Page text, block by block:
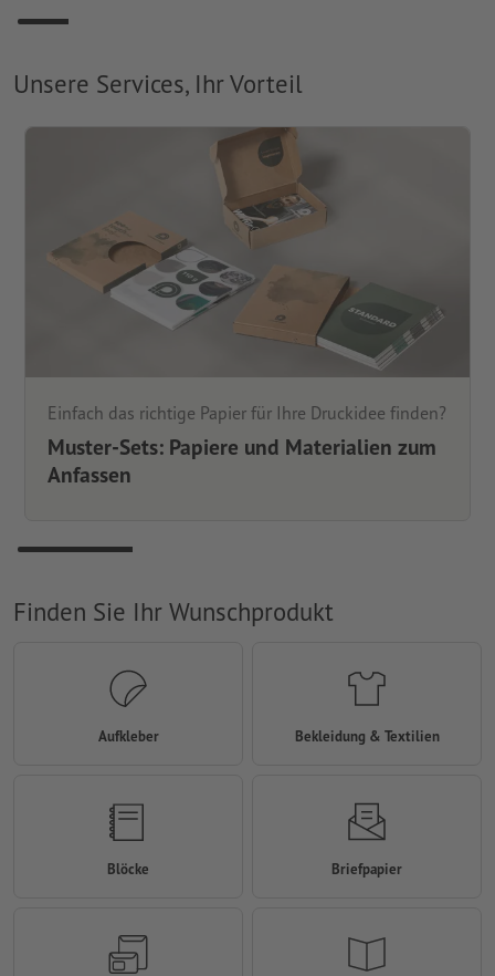
Unsere Services, Ihr Vorteil
Einfach das richtige Papier für Ihre Druckidee finden?
Muster-Sets: Papiere und Materialien zum
Anfassen
Finden Sie Ihr Wunschprodukt
Aufkleber Bekleidung & Textilien
Blöcke Briefpapier